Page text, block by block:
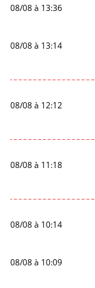
08/08 à 13:36
08/08 à 13:14
08/08 à 12:12
08/08 à 11:18
08/08 à 10:14
08/08 à 10:09